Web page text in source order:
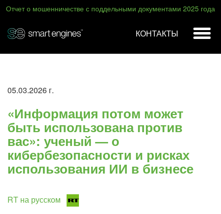
Отчет о мошенничестве с поддельными документами 2025 года
КОНТАКТЫ
05.03.2026 г.
«Информация потом может
быть использована против
вас»: ученый — о
кибербезопасности и рисках
использования ИИ в бизнесе
RT на русском